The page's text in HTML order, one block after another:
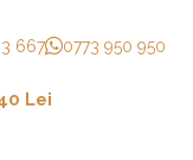
667 0773 950 950
Lei